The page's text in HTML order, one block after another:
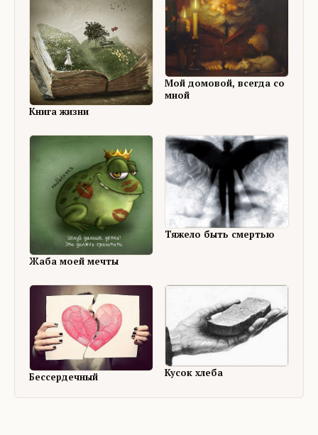
Книга жизни
Мой домовой, всегда со
мной
Жаба моей мечты
Тяжело быть смертью
Бессердечный Кусок хлеба